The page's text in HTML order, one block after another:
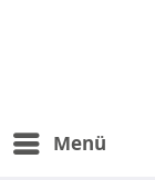
Menü